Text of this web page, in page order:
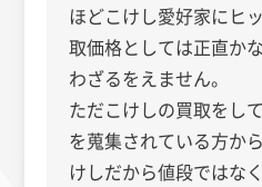
ほどこけし愛好家にヒ
取価格としては正直か
わざるをえません。
ただこけしの買取をし
を蒐集されている方か
けしだから値段ではな